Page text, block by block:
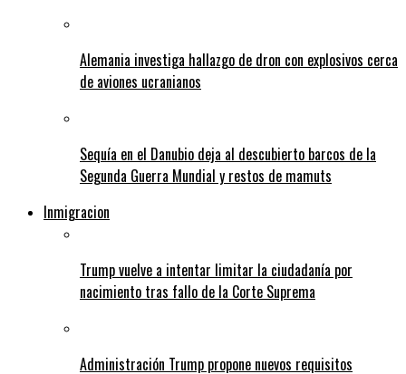
Alemania investiga hallazgo de dron con explosivos cerca
de aviones ucranianos
Sequía en el Danubio deja al descubierto barcos de la
Segunda Guerra Mundial y restos de mamuts
Inmigracion
Trump vuelve a intentar limitar la ciudadanía por
nacimiento tras fallo de la Corte Suprema
Administración Trump propone nuevos requisitos